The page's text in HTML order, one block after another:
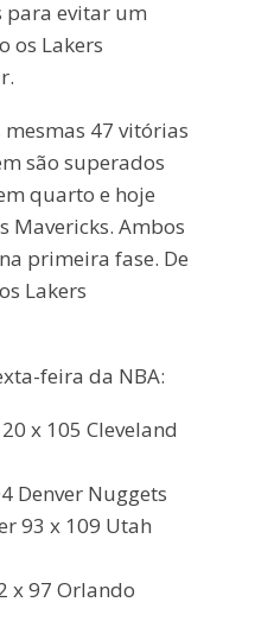
para evitar um
os Lakers
47 vitórias
são superados
quarto e hoje
Mavericks. Ambos
primeira fase. De
Lakers
feira da NBA:
x 105 Cleveland
Denver Nuggets
93 x 109 Utah
x 97 Orlando